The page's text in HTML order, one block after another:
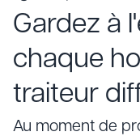
Gardez à
chaque
traiteur
Au moment de